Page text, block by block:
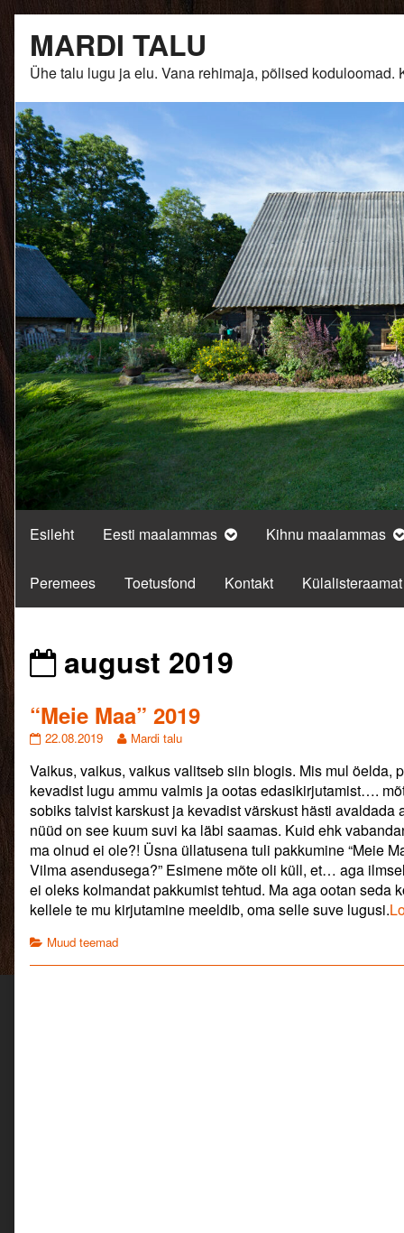
content
MARDI TALU
Ühe talu lugu ja elu. Vana rehimaja, põlised
Esileht Eesti maalammas Kihnu maalammas
Peremees Toetusfond Kontakt Külalisteraamat
Posts
from
august 2019
“Meie Maa” 2019
“Meie
2019
published
on
22.08.2019
Read
posts
by
the
author
of
“Meie
Maa”
2019,
Mardi talu
Vaikus, vaikus, vaikus valitseb siin blogis. Mis mul öelda,
kevadist lugu ammu valmis ja ootas edasikirjutamist….
sobiks talvist karskust ja kevadist värskust hästi avaldada
nüüd on see kuum suvi ka läbi saamas. Kuid ehk
ma olnud ei ole?! Üsna üllatusena tuli pakkumine “Meie
Vilma asendusega?” Esimene mõte oli küll, et… aga
ei oleks kolmandat pakkumist tehtud. Ma aga ootan seda
kellele te mu kirjutamine meeldib, oma selle suve lugusi.
Categories
Muud teemad